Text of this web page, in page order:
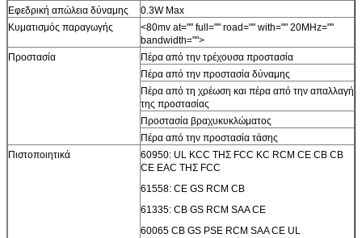
Εφεδρική απώλεια δύναμης
0.3W Max
Κυματισμός παραγωγής
<80mv at="" full="" road="" with="" 20MHz=""
bandwidth="">
Προστασία
Πέρα από την τρέχουσα προστασία
Πέρα από την προστασία δύναμης
Πέρα από τη χρέωση και πέρα από την απαλλαγή
της προστασίας
Προστασία βραχυκυκλώματος
Πέρα από την προστασία τάσης
Πιστοποιητικά
60950: UL KCC ΤΗΣ FCC KC RCM CE CB CB
CE EAC ΤΗΣ FCC
61558: CE GS RCM CB
61335: CB GS RCM SAA CE
60065 CB GS PSE RCM SAA CE UL